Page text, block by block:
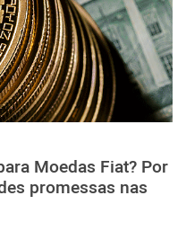
Moedas Fiat? Por
promessas nas